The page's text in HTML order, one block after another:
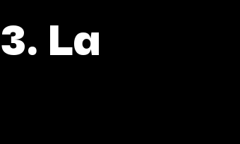
La